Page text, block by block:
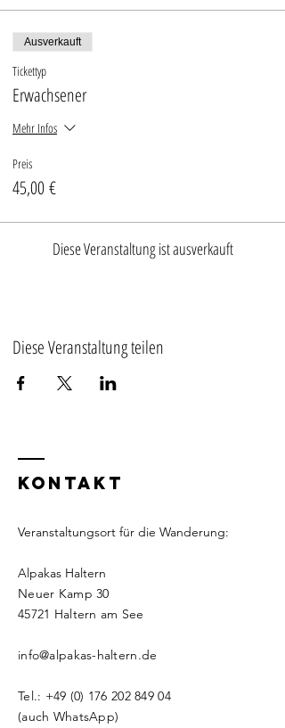
Ausverkauft
Tickettyp
Erwachsener
Mehr Infos
Preis
45,00 €
Diese Veranstaltung ist ausverkauft
Diese Veranstaltung teilen
KONTAKT
Veranstaltungsort für die Wanderung:
Alpakas Haltern
Neuer Kamp 30
​​45721 Haltern am See
info@alpakas-haltern.de
Tel.: +49 (0) 176 202 849 04
(auch WhatsApp)